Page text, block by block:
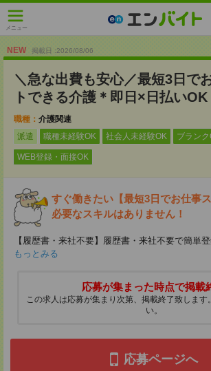
メニュー
NEW 掲載日 :2026/08/06
＼急な出費も安心／最短3日で
トできる介護＊即日×日払いOK
職種： 介護関連
派遣
職種未経験OK 社会人未経験OK ブラン
WEB登録・面接OK
すぐ働きたい【最短3日でお仕事ス
必要なスキルはありません！
【履歴書・来社不要】履歴書・来社不要で簡単
もっとみる
応募が集まった時点で掲載
この求人は応募が集まり次第、掲載終了致します
い。
応募ページへ